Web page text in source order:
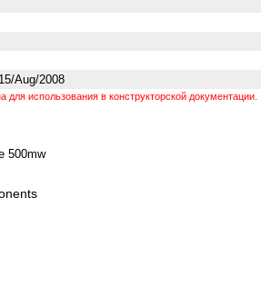
Aug/2008
использования в конструкторской документации.
500mw